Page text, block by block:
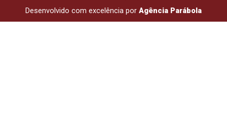
Desenvolvido com excelência por Agência Parábola